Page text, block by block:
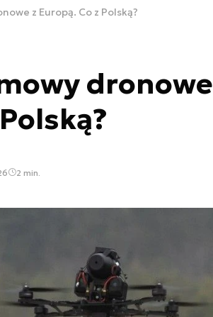
z Europą. Co z Polską?
2 min.